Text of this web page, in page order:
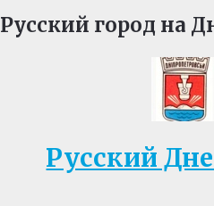
Русский город на
Русский